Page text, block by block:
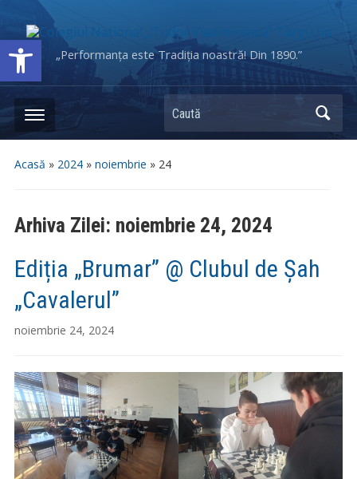
Deschide bara de unelte„Performanța este Tradiția noastră! Din 1890.”
Caută
Acasă » 2024» noiembrie » 24
Arhiva Zilei: noiembrie 24, 2024
Ediția „Brumar” @ Clubul de Șah
„Cavalerul”
noiembrie 24, 2024